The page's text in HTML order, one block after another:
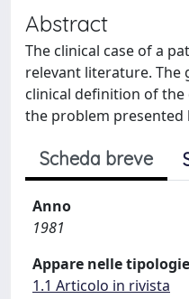
Abstract
The clinical case of a
relevant literature.
clinical definition of
the problem
Scheda breve
Anno
1981
Appare nelle
1.1 Articolo in rivista